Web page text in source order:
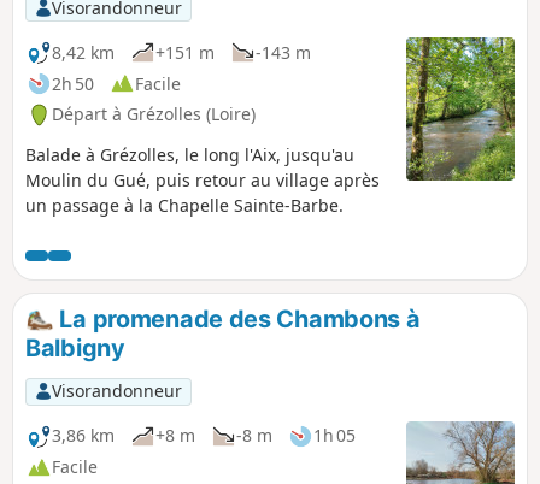
Visorandonneur
8,42 km
+151 m
-143 m
2h 50
Facile
Départ à Grézolles (Loire)
Balade à Grézolles, le long l'Aix, jusqu'au
Moulin du Gué, puis retour au village après
un passage à la Chapelle Sainte-Barbe.
La promenade des Chambons à
Balbigny
Visorandonneur
3,86 km
+8 m -8 m
1h 05
Facile